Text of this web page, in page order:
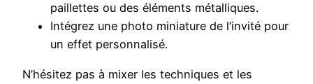
paillettes ou des éléments métalliques.
Intégrez une photo miniature de l’invité pour
un effet personnalisé.
N’hésitez pas à mixer les techniques et les